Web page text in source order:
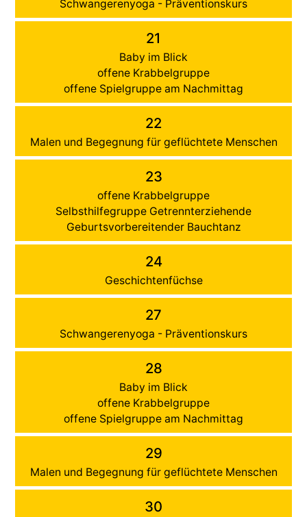
Schwangerenyoga - Präventionskurs
21
Baby im Blick
offene Krabbelgruppe
offene Spielgruppe am Nachmittag
22
Malen und Begegnung für geflüchtete Menschen
23
offene Krabbelgruppe
Selbsthilfegruppe Getrennterziehende
Geburtsvorbereitender Bauchtanz
24
Geschichtenfüchse
27
Schwangerenyoga - Präventionskurs
28
Baby im Blick
offene Krabbelgruppe
offene Spielgruppe am Nachmittag
29
Malen und Begegnung für geflüchtete Menschen
30